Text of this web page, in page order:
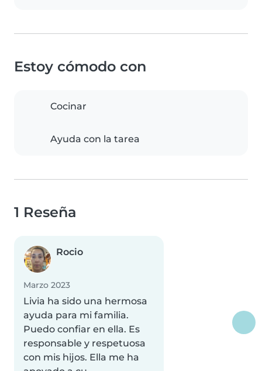
Estoy cómodo con
Cocinar
Ayuda con la tarea
1 Reseña
Rocio
Marzo 2023
Livia ha sido una hermosa
ayuda para mi familia.
Puedo confiar en ella. Es
responsable y respetuosa
con mis hijos. Ella me ha